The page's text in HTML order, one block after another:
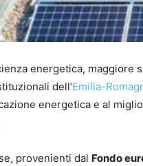
energetica, maggiore
dell’Emilia-
energetica e al
provenienti dal Fondo